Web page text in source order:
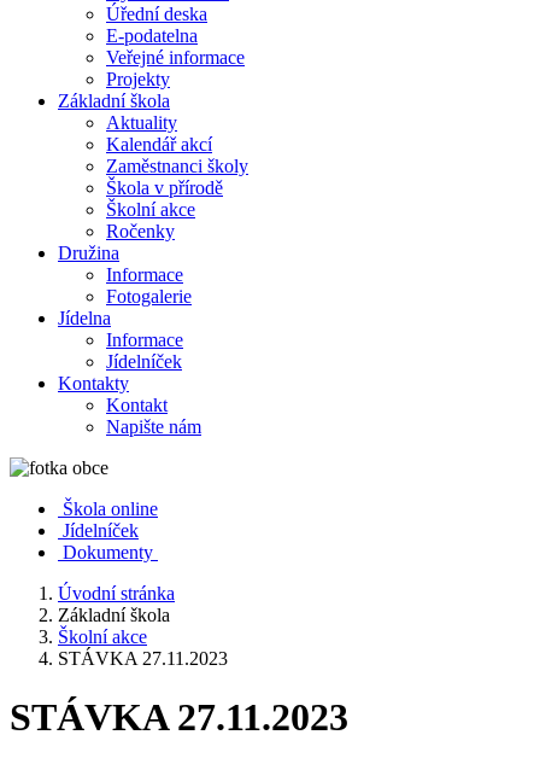
Úřední deska
E-podatelna
Veřejné informace
Projekty
Základní škola
Aktuality
Kalendář akcí
Zaměstnanci školy
Škola v přírodě
Školní akce
Ročenky
Družina
Informace
Fotogalerie
Jídelna
Informace
Jídelníček
Kontakty
Kontakt
Napište nám
Škola online
Jídelníček
Dokumenty
Úvodní stránka
Základní škola
Školní akce
STÁVKA 27.11.2023
STÁVKA 27.11.2023